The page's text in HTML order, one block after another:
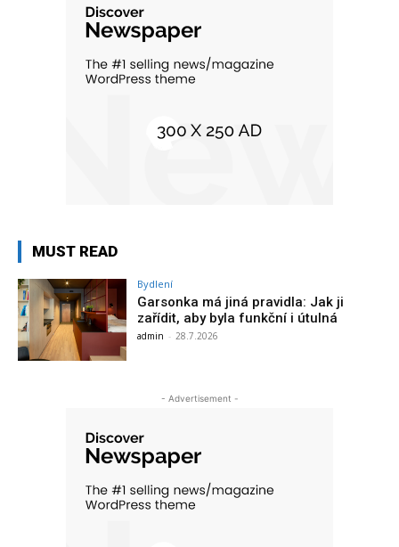
MUST READ
Bydlení
Garsonka má jiná pravidla: Jak ji
zařídit, aby byla funkční i útulná
admin - 28.7.2026
- Advertisement -